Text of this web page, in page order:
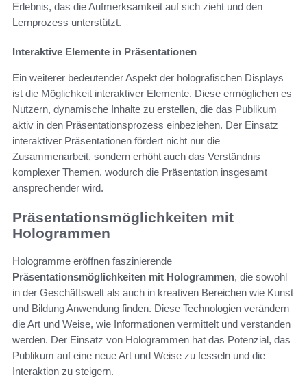
Erlebnis, das die Aufmerksamkeit auf sich zieht und den
Lernprozess unterstützt.
Interaktive Elemente in Präsentationen
Ein weiterer bedeutender Aspekt der holografischen Displays
ist die Möglichkeit interaktiver Elemente. Diese ermöglichen es
Nutzern, dynamische Inhalte zu erstellen, die das Publikum
aktiv in den Präsentationsprozess einbeziehen. Der Einsatz
interaktiver Präsentationen fördert nicht nur die
Zusammenarbeit, sondern erhöht auch das Verständnis
komplexer Themen, wodurch die Präsentation insgesamt
ansprechender wird.
Präsentationsmöglichkeiten mit
Hologrammen
Hologramme eröffnen faszinierende
Präsentationsmöglichkeiten mit Hologrammen, die sowohl
in der Geschäftswelt als auch in kreativen Bereichen wie Kunst
und Bildung Anwendung finden. Diese Technologien verändern
die Art und Weise, wie Informationen vermittelt und verstanden
werden. Der Einsatz von Hologrammen hat das Potenzial, das
Publikum auf eine neue Art und Weise zu fesseln und die
Interaktion zu steigern.